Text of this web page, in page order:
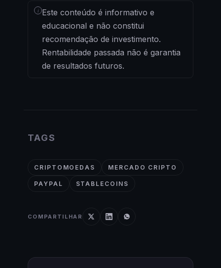
i Este conteúdo é informativo e
educacional e não constitui
recomendação de investimento.
Rentabilidade passada não é garantia
de resultados futuros.
TAGS
CRIPTOMOEDAS MERCADO CRIPTO
PAYPAL STABLECOINS
COMPARTILHAR